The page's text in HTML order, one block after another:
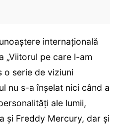
internațională
„Viitorul pe care l-am
o serie de viziuni
nu s-a înșelat nici când a
ale lumii,
și Freddy Mercury, dar și